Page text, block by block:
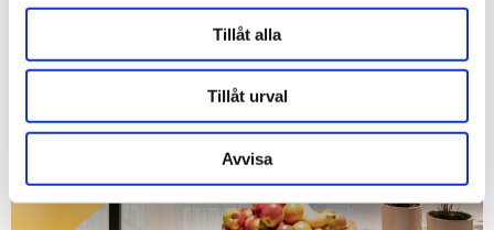
Tillåt alla
Tillåt urval
Avvisa